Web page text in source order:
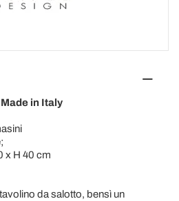
Made in Italy
x H 40 cm
da salotto, bensì un